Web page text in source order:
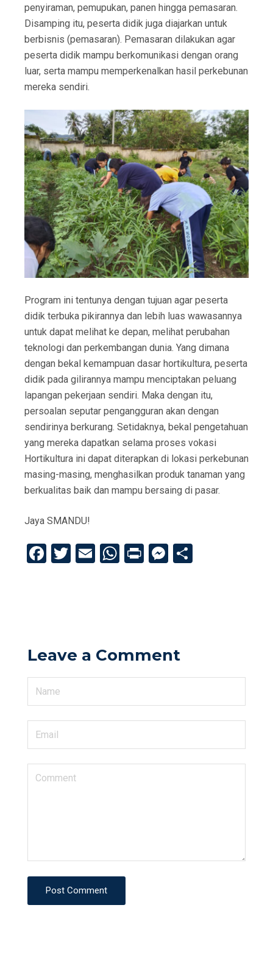
penyiraman, pemupukan, panen hingga pemasaran.
Disamping itu, peserta didik juga diajarkan untuk
berbisnis (pemasaran). Pemasaran dilakukan agar
peserta didik mampu berkomunikasi dengan orang
luar, serta mampu memperkenalkan hasil perkebunan
mereka sendiri.
Program ini tentunya dengan tujuan agar peserta
didik terbuka pikirannya dan lebih luas wawasannya
untuk dapat melihat ke depan, melihat perubahan
teknologi dan perkembangan dunia. Yang dimana
dengan bekal kemampuan dasar hortikultura, peserta
didik pada gilirannya mampu menciptakan peluang
lapangan pekerjaan sendiri. Maka dengan itu,
persoalan seputar pengangguran akan dengan
sendirinya berkurang. Setidaknya, bekal pengetahuan
yang mereka dapatkan selama proses vokasi
Hortikultura ini dapat diterapkan di lokasi perkebunan
masing-masing, menghasilkan produk tanaman yang
berkualitas baik dan mampu bersaing di pasar.
Jaya SMANDU!
F
o
T
E
W
p
Pr M
er
Leave a Comment
Post Comment